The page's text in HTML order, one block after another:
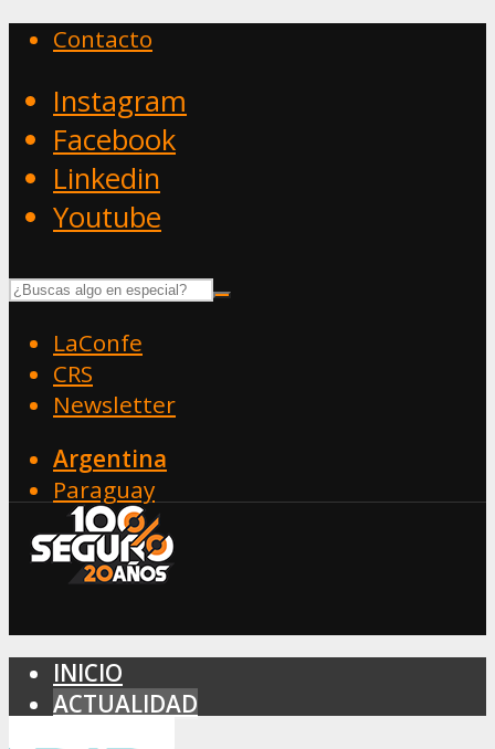
Contacto
Instagram
Facebook
Linkedin
Youtube
LaConfe
CRS
Newsletter
Argentina
Paraguay
INICIO
ACTUALIDAD